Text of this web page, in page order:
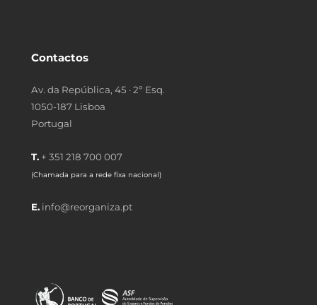
Contactos
Av. da República, 45 · 2º Esq.
1050-187 Lisboa
Portugal
T. + 351 218 700 007
(Chamada para a rede fixa nacional)
E. info@reorganiza.pt